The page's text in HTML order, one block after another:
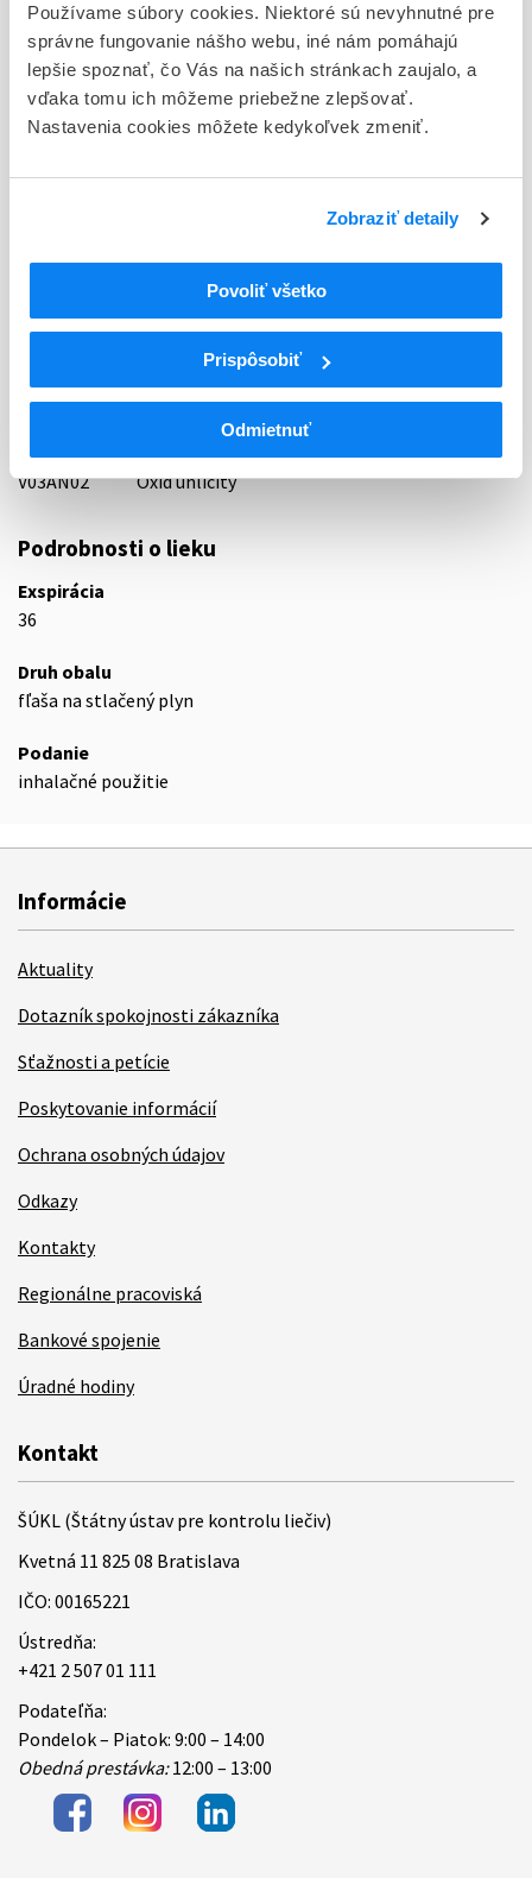
Používame súbory cookies. Niektoré sú nevyhnutné pre
správne fungovanie nášho webu, iné nám pomáhajú
lepšie spoznať, čo Vás na našich stránkach zaujalo, a
vďaka tomu ich môžeme priebežne zlepšovať.
Nastavenia cookies môžete kedykoľvek zmeniť.
Zobraziť detaily
Povoliť všetko
Prispôsobiť
Odmietnuť
Stav
D - Registrácia bez obmedzenia platnosti
Typ registračnej procedúry
Vzájomné uznávanie (mutual recognition proc.)
Držiteľ, krajina
Indikačná skupina
Rôzne (vária)
V03
Všetky ostatné liečivá
Všetky ostatné liečivá
V03AN
Medicinálne plyny
V03AN02
Oxid uhličitý
Podrobnosti o lieku
Exspirácia
36
Druh obalu
fľaša na stlačený plyn
Podanie
inhalačné použitie
Informácie
Aktuality
Dotazník spokojnosti zákazníka
Sťažnosti a petície
Poskytovanie informácií
Ochrana osobných údajov
Odkazy
Kontakty
Regionálne pracoviská
Bankové spojenie
Úradné hodiny
Kontakt
ŠÚKL (Štátny ústav pre kontrolu liečiv)
Kvetná 11 825 08 Bratislava
IČO: 00165221
Ústredňa:
+421 2 507 01 111
Podateľňa:
Pondelok – Piatok: 9:00 – 14:00
Obedná prestávka:12:00 – 13:00